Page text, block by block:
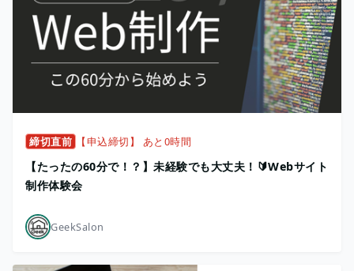
締切直前 【申込締切】 あと0時間
【たったの60分で！？】未経験でも大丈夫！🔰Webサイト
制作体験会
GeekSalon